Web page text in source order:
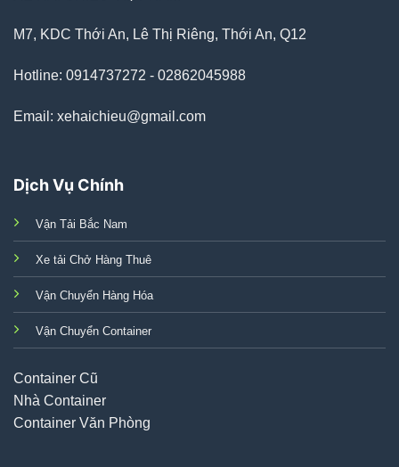
M7, KDC Thới An, Lê Thị Riêng, Thới An, Q12
Hotline: 0914737272 - 02862045988
Email: xehaichieu@gmail.com
Dịch Vụ Chính
Vận Tải Bắc Nam
Xe tải Chở Hàng Thuê
Vận Chuyển Hàng Hóa
Vận Chuyển Container
Container Cũ
Nhà Container
Container Văn Phòng